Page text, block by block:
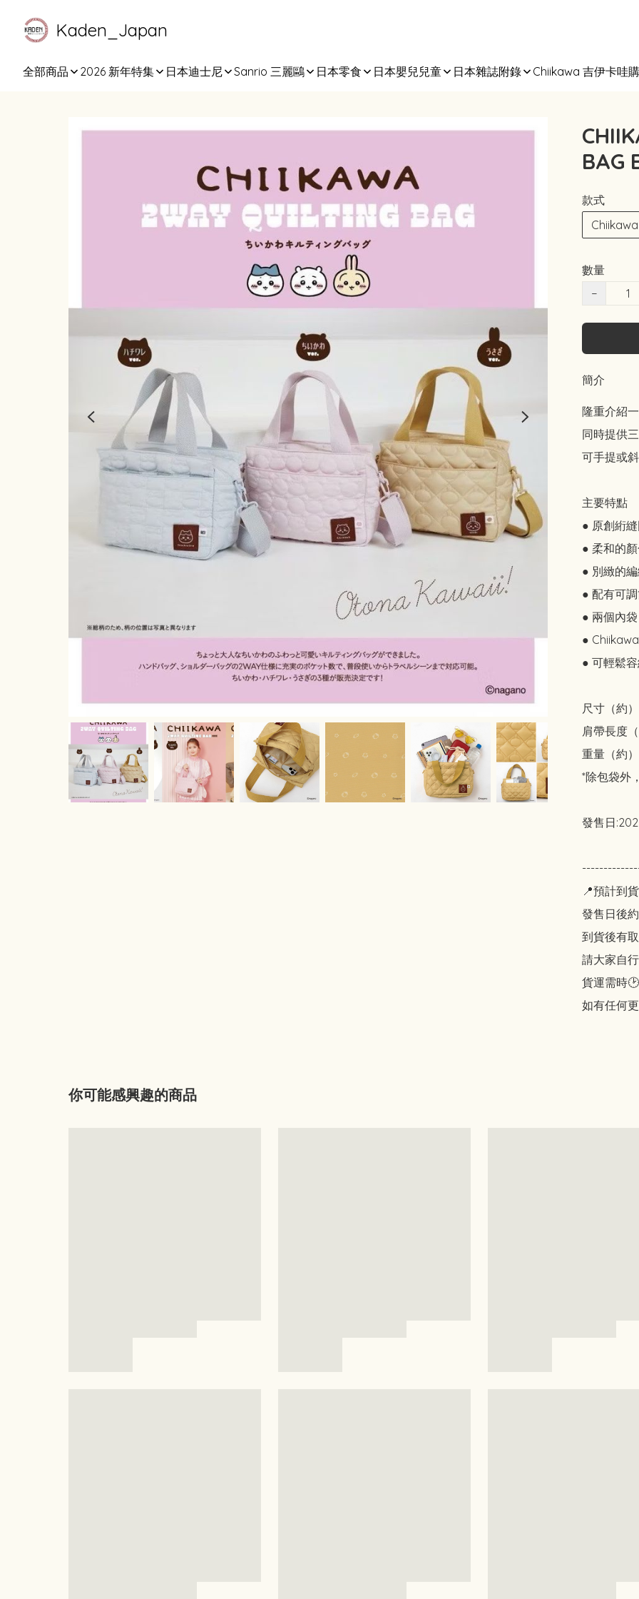
Kaden_Japan
全部商品 2026 新年特集 日本迪士尼 Sanrio 三麗鷗 日本零食 日本嬰兒兒童 日本雜誌附錄 Chiikawa 吉伊卡哇
BAG
款式
Chiikawa
數量
−
簡介
隆重介紹
同時提供
可手提或
主要特點
● 原創絎
● 柔和的
● 別緻的
● 配有可
● 兩個內
●
● 可輕鬆
尺寸（約
肩帶長度
重量（約
*除包袋外
發售日
📍預計到
發售日後
到貨後有
請大家自
貨運需時
如有任何
你可能感興趣的商品